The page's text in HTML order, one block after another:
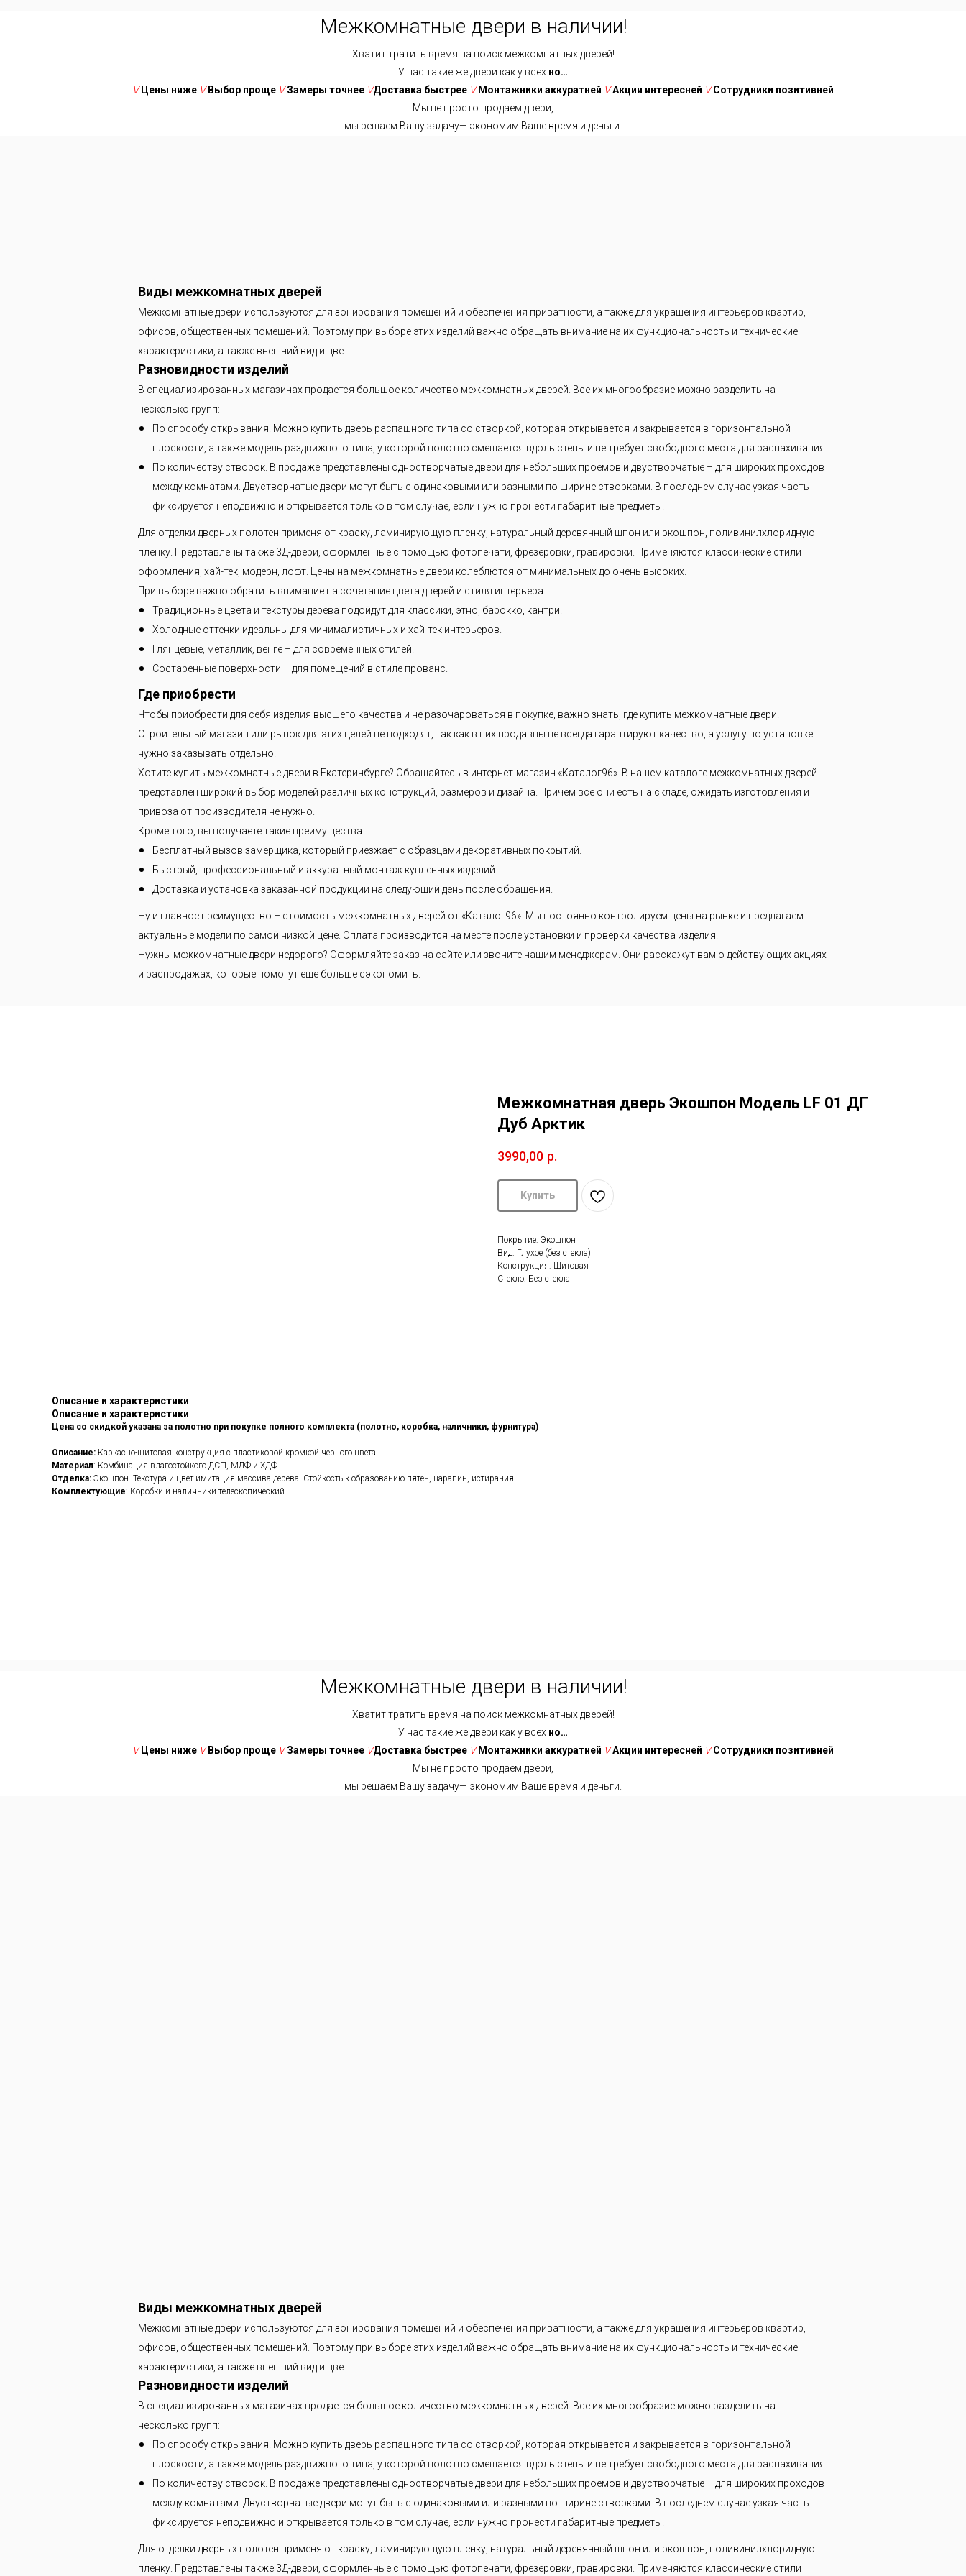
Межкомнатные двери в наличии!
Хватит тратить время на поиск межкомнатных дверей!
У нас такие же двери как у всех но…
V Цены ниже V Выбор проще VЗамеры точнее VДоставка быстрее V Монтажники аккуратней VАкции интересней V Сотрудники позитивней
Мы не просто продаем двери,
мы решаем Вашу задачу— экономим Ваше время и деньги.
V Монтажники аккуратней
Мы не просто продаем двери,
мы решаем Вашу задачу— экономим Ваше время и деньги.
Виды межкомнатных дверей
Межкомнатные двери используются для зонирования помещений и обеспечения приватности, а также для украшения интерьеров квартир,
офисов, общественных помещений. Поэтому при выборе этих изделий важно обращать внимание на их функциональность и технические
характеристики, а также внешний вид и цвет.
Разновидности изделий
В специализированных магазинах продается большое количество межкомнатных дверей. Все их многообразие можно разделить на
несколько групп:
По способу открывания. Можно купить дверь распашного типа со створкой, которая открывается и закрывается в горизонтальной
плоскости, а также модель раздвижного типа, у которой полотно смещается вдоль стены и не требует свободного места для распахивания.
По количеству створок. В продаже представлены одностворчатые двери для небольших проемов и двустворчатые – для широких проходов
между комнатами. Двустворчатые двери могут быть с одинаковыми или разными по ширине створками. В последнем случае узкая часть
фиксируется неподвижно и открывается только в том случае, если нужно пронести габаритные предметы.
Для отделки дверных полотен применяют краску, ламинирующую пленку, натуральный деревянный шпон или экошпон, поливинилхлоридную
пленку. Представлены также 3Д-двери, оформленные с помощью фотопечати, фрезеровки, гравировки. Применяются классические стили
оформления, хай-тек, модерн, лофт. Цены на межкомнатные двери колеблются от минимальных до очень высоких.
При выборе важно обратить внимание на сочетание цвета дверей и стиля интерьера:
Традиционные цвета и текстуры дерева подойдут для классики, этно, барокко, кантри.
Холодные оттенки идеальны для минималистичных и хай-тек интерьеров.
Глянцевые, металлик, венге – для современных стилей.
Состаренные поверхности – для помещений в стиле прованс.
Где приобрести
Чтобы приобрести для себя изделия высшего качества и не разочароваться в покупке, важно знать, где купить межкомнатные двери.
Строительный магазин или рынок для этих целей не подходят, так как в них продавцы не всегда гарантируют качество, а услугу по установке
нужно заказывать отдельно.
Хотите купить межкомнатные двери в Екатеринбурге? Обращайтесь в интернет-магазин «Каталог96». В нашем каталоге межкомнатных дверей
представлен широкий выбор моделей различных конструкций, размеров и дизайна. Причем все они есть на складе, ожидать изготовления и
привоза от производителя не нужно.
Кроме того, вы получаете такие преимущества:
Бесплатный вызов замерщика, который приезжает с образцами декоративных покрытий.
Быстрый, профессиональный и аккуратный монтаж купленных изделий.
Доставка и установка заказанной продукции на следующий день после обращения.
Ну и главное преимущество – стоимость межкомнатных дверей от «Каталог96». Мы постоянно контролируем цены на рынке и предлагаем
актуальные модели по самой низкой цене. Оплата производится на месте после установки и проверки качества изделия.
Нужны межкомнатные двери недорого? Оформляйте заказ на сайте или звоните нашим менеджерам. Они расскажут вам о действующих акциях
и распродажах, которые помогут еще больше сэкономить.
Межкомнатная дверь Экошпон Модель LF 01 ДГ
Дуб Арктик
3990,00 р.
Купить
Покрытие: Экошпон
Вид: Глухое (без стекла)
Конструкция: Щитовая
Стекло: Без стекла
Описание и характеристики
Описание и характеристики
Цена со скидкой указана за полотно при покупке полного комплекта (полотно, коробка, наличники, фурнитура)
Описание: Каркасно-щитовая конструкция с пластиковой кромкой черного цвета
Материал: Комбинация влагостойкого ДСП, МДФ и ХДФ
Отделка: Экошпон. Текстура и цвет имитация массива дерева. Стойкость к образованию пятен, царапин, истирания.
Комплектующие: Коробки и наличники телескопический
Межкомнатные двери в наличии!
Хватит тратить время на поиск межкомнатных дверей!
У нас такие же двери как у всех но…
V Цены ниже V Выбор проще VЗамеры точнее VДоставка быстрее V Монтажники аккуратней VАкции интересней V Сотрудники позитивней
Мы не просто продаем двери,
мы решаем Вашу задачу— экономим Ваше время и деньги.
Виды межкомнатных дверей
Межкомнатные двери используются для зонирования помещений и обеспечения приватности, а также для украшения интерьеров квартир,
офисов, общественных помещений. Поэтому при выборе этих изделий важно обращать внимание на их функциональность и технические
характеристики, а также внешний вид и цвет.
Разновидности изделий
В специализированных магазинах продается большое количество межкомнатных дверей. Все их многообразие можно разделить на
несколько групп:
По способу открывания. Можно купить дверь распашного типа со створкой, которая открывается и закрывается в горизонтальной
плоскости, а также модель раздвижного типа, у которой полотно смещается вдоль стены и не требует свободного места для распахивания.
По количеству створок. В продаже представлены одностворчатые двери для небольших проемов и двустворчатые – для широких проходов
между комнатами. Двустворчатые двери могут быть с одинаковыми или разными по ширине створками. В последнем случае узкая часть
фиксируется неподвижно и открывается только в том случае, если нужно пронести габаритные предметы.
Для отделки дверных полотен применяют краску, ламинирующую пленку, натуральный деревянный шпон или экошпон, поливинилхлоридную
пленку. Представлены также 3Д-двери, оформленные с помощью фотопечати, фрезеровки, гравировки. Применяются классические стили